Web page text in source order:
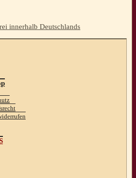
innerhalb Deutschlands